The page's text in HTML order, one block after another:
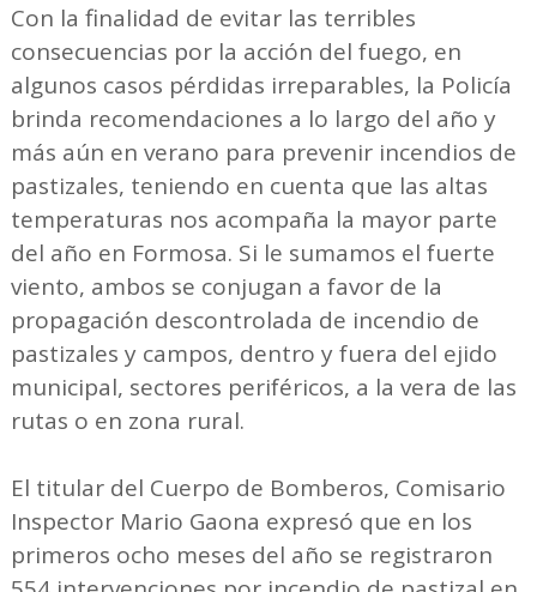
Con la finalidad de evitar las terribles
consecuencias por la acción del fuego, en
algunos casos pérdidas irreparables, la Policía
brinda recomendaciones a lo largo del año y
más aún en verano para prevenir incendios de
pastizales, teniendo en cuenta que las altas
temperaturas nos acompaña la mayor parte
del año en Formosa. Si le sumamos el fuerte
viento, ambos se conjugan a favor de la
propagación descontrolada de incendio de
pastizales y campos, dentro y fuera del ejido
municipal, sectores periféricos, a la vera de las
rutas o en zona rural.
El titular del Cuerpo de Bomberos, Comisario
Inspector Mario Gaona expresó que en los
primeros ocho meses del año se registraron